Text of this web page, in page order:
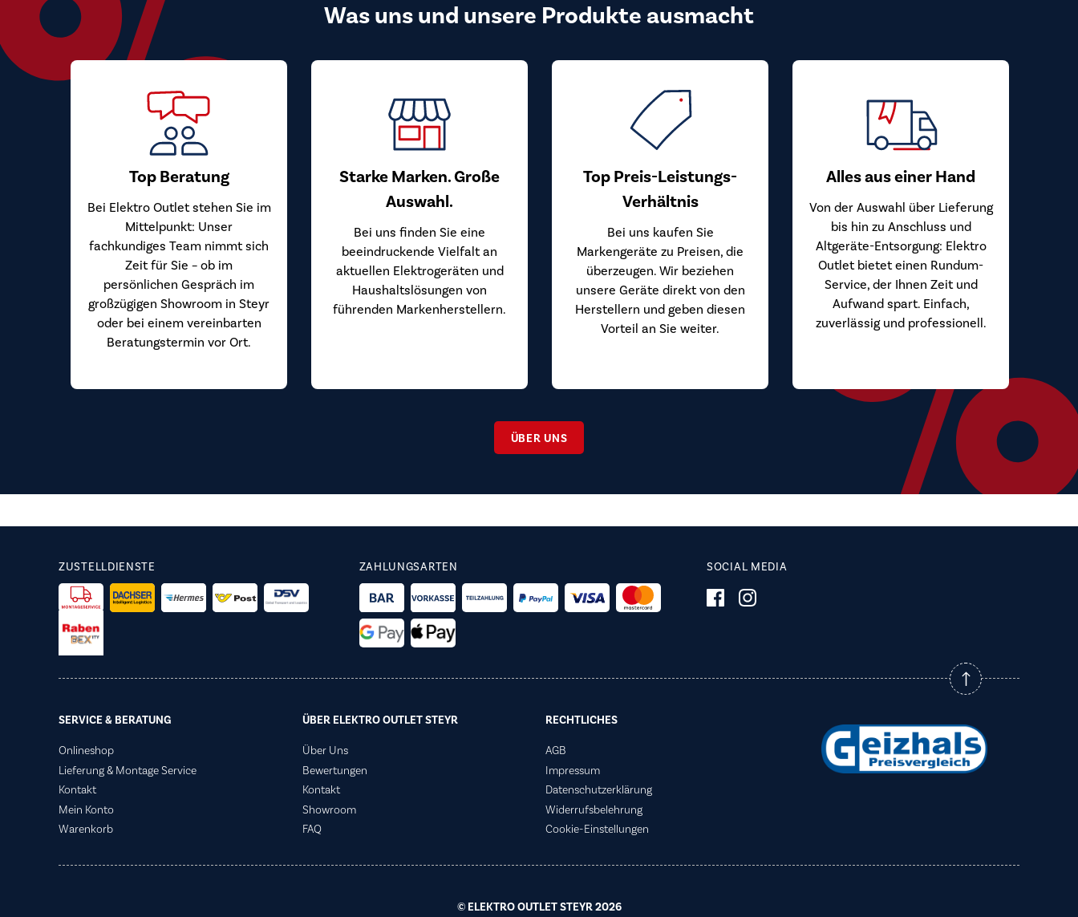
Was uns und unsere Produkte ausmacht
Top Beratung
Bei Elektro Outlet stehen Sie im
Mittelpunkt: Unser
fachkundiges Team nimmt sich
Zeit für Sie – ob im
persönlichen Gespräch im
großzügigen Showroom in Steyr
oder bei einem vereinbarten
Beratungstermin vor Ort.
Starke Marken. Große
Auswahl.
Bei uns finden Sie eine
beeindruckende Vielfalt an
aktuellen Elektrogeräten und
Haushaltslösungen von
führenden Markenherstellern.
Top Preis-Leistungs-
Verhältnis
Bei uns kaufen Sie
Markengeräte zu Preisen, die
überzeugen. Wir beziehen
unsere Geräte direkt von den
Herstellern und geben diesen
Vorteil an Sie weiter.
Alles aus einer Hand
Von der Auswahl über Lieferung
bis hin zu Anschluss und
Altgeräte-Entsorgung: Elektro
Outlet bietet einen Rundum-
Service, der Ihnen Zeit und
Aufwand spart. Einfach,
zuverlässig und professionell.
ÜBER UNS
ZUSTELLDIENSTE ZAHLUNGSARTEN SOCIAL MEDIA
SERVICE & BERATUNG
Onlineshop
Lieferung & Montage Service
Kontakt
Mein Konto
Warenkorb
ÜBER ELEKTRO OUTLET STEYR
Über Uns
Bewertungen
Kontakt
Showroom
FAQ
RECHTLICHES
AGB
Impressum
Datenschutzerklärung
Widerrufsbelehrung
Cookie-Einstellungen
© ELEKTRO OUTLET STEYR 2026